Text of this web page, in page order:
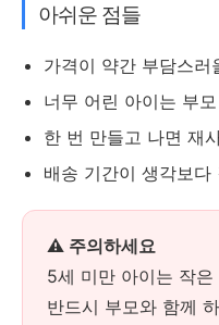
아쉬운 점들
가격이 약간 부담스
너무 어린 아이는 부
한 번 만들고 나면 재
배송 기간이 생각보
⚠️ 주의하세요
5세 미만 아이는 작
반드시 부모와 함께